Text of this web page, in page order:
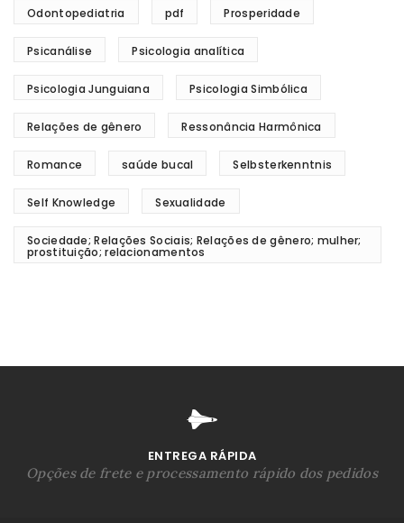
Odontopediatria pdf Prosperidade
Psicanálise Psicologia analítica
Psicologia Junguiana Psicologia Simbólica
Relações de gênero Ressonância Harmônica
Romance saúde bucal Selbsterkenntnis
Self Knowledge Sexualidade
Sociedade; Relações Sociais; Relações de gênero; mulher;
prostituição; relacionamentos
ENTREGA RÁPIDA
Opções de frete e processamento rápido dos pedidos